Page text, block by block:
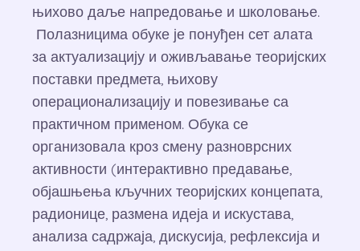
њихово даље напредовање и школовање.
Полазницима обуке је понуђен сет алата
за актуализацију и оживљавање теоријских
поставки предмета, њихову
операционализацију и повезивање са
практичном применом. Обука се
организовала кроз смену разноврсних
активности (интерактивно предавање,
објашњења кључних теоријских концепата,
радионице, размена идеја и искустава,
анализа садржаја, дискусија, рефлексија и